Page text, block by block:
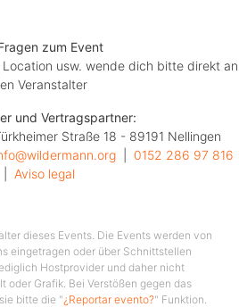
zum Event
Location usw. wende dich bitte direkt an
Veranstalter
und Vertragspartner:
Straße 18 - 89191 Nellingen
0152 286 97 816
Aviso legal
dieses Events. Die Events werden von
eingetragen oder über Schnittstellen
Hostprovider und daher nicht
oder Grafik. Bei Verstößen gegen das
bitte die "¿Reportar evento?" Funktion.